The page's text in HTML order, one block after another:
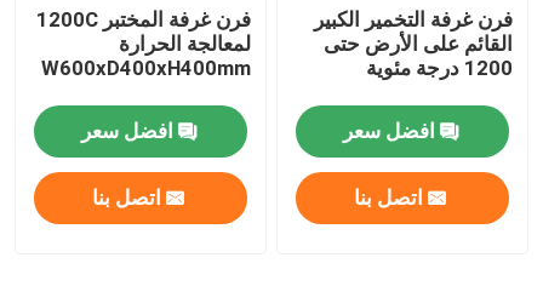
فرن أنبوبي ذو درجة حرارة عالية
فرن غرفة صناعية
فرن غرفة التخمير الكبير
القائم على الأرض حتى
1200 درجة مئوية
افضل سعر
اتصل بنا
فرن غرفة المختبر 1200C
لمعالجة الحرارة
W600xD400xH400mm
افضل سعر
اتصل بنا